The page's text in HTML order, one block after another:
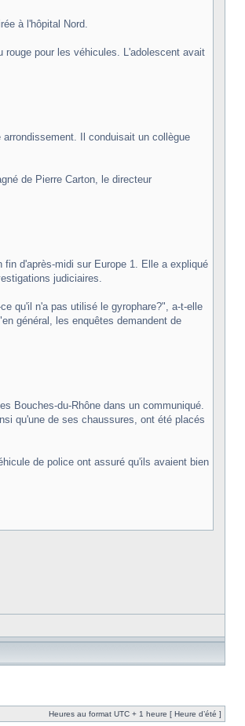
à l'hôpital Nord.
pour les véhicules. L'adolescent avait
Il conduisait un collègue
de Pierre Carton, le directeur
d'après-midi sur Europe 1. Elle a expliqué
judiciaires.
qu'il n'a pas utilisé le gyrophare?", a-t-elle
général, les enquêtes demandent de
Bouches-du-Rhône dans un communiqué.
qu'une de ses chaussures, ont été placés
de police ont assuré qu'ils avaient bien
Heures au format UTC + 1 heure [ Heure d’été ]